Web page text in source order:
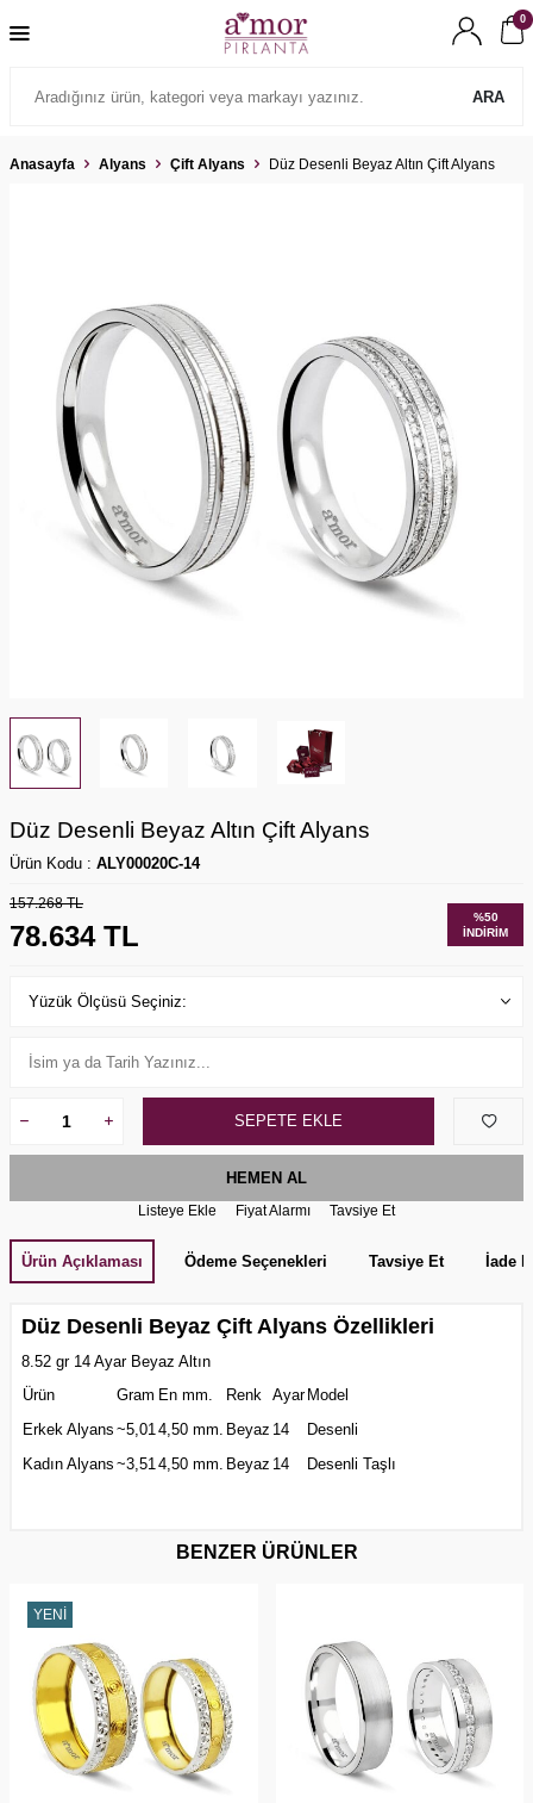
ARA
0
Anasayfa Alyans Çift Alyans Düz Desenli Beyaz Altın Çift Alyans
Düz Desenli Beyaz Altın Çift Alyans
Ürün Kodu : ALY00020C-14
157.268TL
78.634TL
%50
İNDIRIM
SEPETE EKLE
HEMEN AL
Listeye Ekle Fiyat Alarmı Tavsiye Et
Ürün Açıklaması Ödeme Seçenekleri Tavsiye Et İade
Düz Desenli Beyaz Çift Alyans Özellikleri
8.52 gr 14 Ayar Beyaz Altın
Ürün
Gram En mm. Renk Ayar Model
Erkek Alyans ~5,014,50 mm. Beyaz 14
Desenli
Kadın Alyans ~3,514,50 mm. Beyaz 14 Desenli Taşlı
BENZER ÜRÜNLER
YENI